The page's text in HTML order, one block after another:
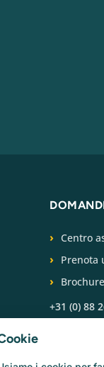
Centro
Prenota
Brochure
+31 (0) 88